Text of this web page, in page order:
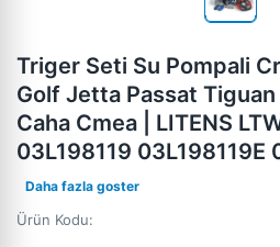
Triger Seti Su Pompali
Golf Jetta Passat
Caha Cmea | LITENS
03L198119 03L198119E
Daha fazla goster
Ürün Kodu: